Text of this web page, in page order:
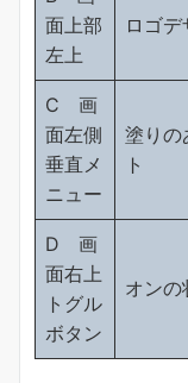
面上部
左上
ロゴ
C 画
面左側
垂直メ
ニュー
塗りの
ト
D 画
面右上
トグル
ボタン
オンの